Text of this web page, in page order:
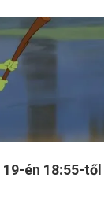
én 18:55-től